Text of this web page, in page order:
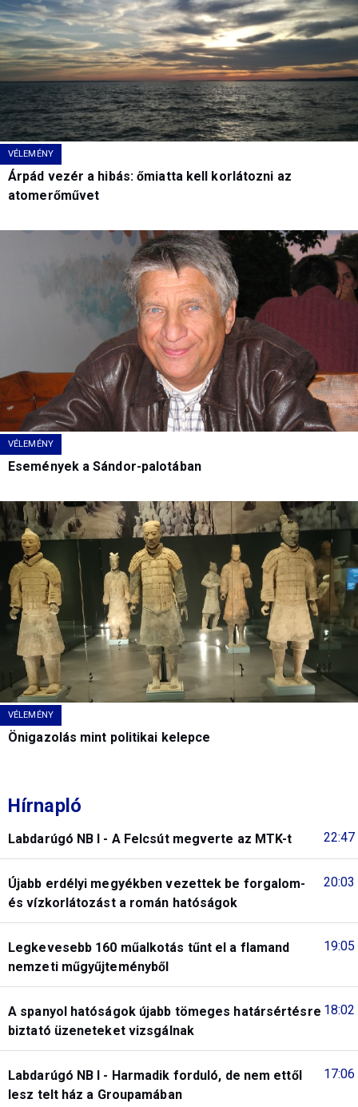
VÉLEMÉNY
Árpád vezér a hibás: őmiatta kell korlátozni az
atomerőművet
VÉLEMÉNY
Események a Sándor-palotában
VÉLEMÉNY
Önigazolás mint politikai kelepce
Hírnapló
22:47
Labdarúgó NB I - A Felcsút megverte az MTK-t
20:03
Újabb erdélyi megyékben vezettek be forgalom-
és vízkorlátozást a román hatóságok
19:05
Legkevesebb 160 műalkotás tűnt el a flamand
nemzeti műgyűjteményből
18:02
A spanyol hatóságok újabb tömeges határsértésre
biztató üzeneteket vizsgálnak
17:06
Labdarúgó NB I - Harmadik forduló, de nem ettől
lesz telt ház a Groupamában